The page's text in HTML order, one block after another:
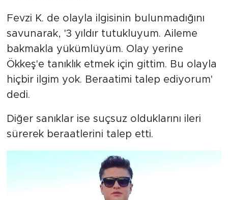
Fevzi K. de olayla ilgisinin bulunmadığını
savunarak, '3 yıldır tutukluyum. Aileme
bakmakla yükümlüyüm. Olay yerine
Ökkeş'e tanıklık etmek için gittim. Bu olayla
hiçbir ilgim yok. Beraatimi talep ediyorum'
dedi.
Diğer sanıklar ise suçsuz olduklarını ileri
sürerek beraatlerini talep etti.